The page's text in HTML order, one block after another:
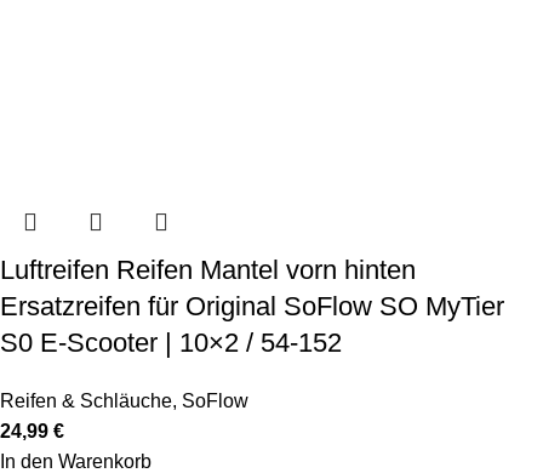
Luftreifen Reifen Mantel vorn hinten
Ersatzreifen für Original SoFlow SO MyTier
S0 E-Scooter | 10×2 / 54-152
Reifen & Schläuche, SoFlow
24,99 €
In den Warenkorb